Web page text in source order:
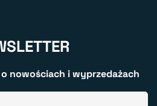
nowościach i wyprzedażach